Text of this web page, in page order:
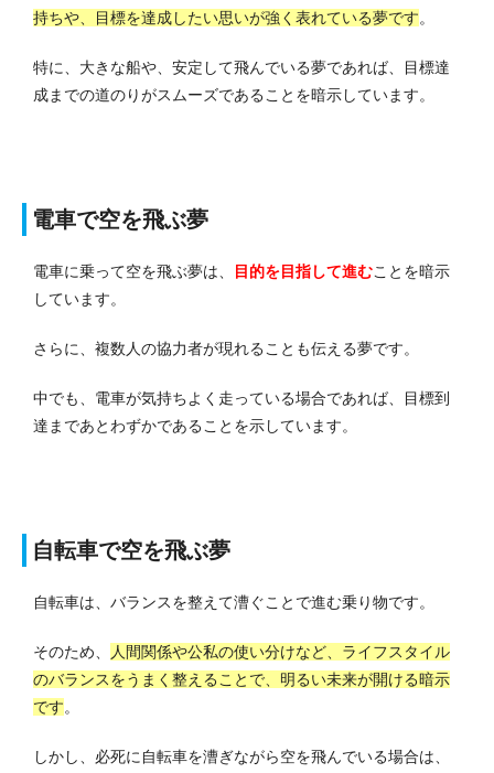
持ちや、目標を達成したい思いが強く表れている夢です。
特に、大きな船や、安定して飛んでいる夢であれば、目標達
成までの道のりがスムーズであることを暗示しています。
電車で空を飛ぶ夢
電車に乗って空を飛ぶ夢は、 目的を目指して進むことを暗示
しています。
さらに、複数人の協力者が現れることも伝える夢です。
中でも、電車が気持ちよく走っている場合であれば、目標到
達まであとわずかであることを示しています。
自転車で空を飛ぶ夢
自転車は、バランスを整えて漕ぐことで進む乗り物です。
そのため、
人間関係や公私の使い分けなど、ライフスタイル
のバランスをうまく整えることで、明るい未来が開ける暗示
です。
しかし、必死に自転車を漕ぎながら空を飛んでいる場合は、